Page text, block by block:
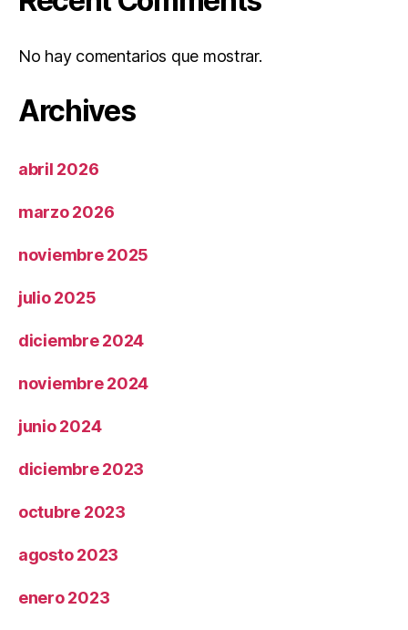
No hay comentarios que mostrar.
Archives
abril 2026
marzo 2026
noviembre 2025
julio 2025
diciembre 2024
noviembre 2024
junio 2024
diciembre 2023
octubre 2023
agosto 2023
enero 2023